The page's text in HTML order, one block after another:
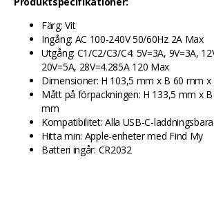
Färg: Vit
Ingång: AC 100-240V 50/60Hz 2A Max
Utgång: C1/C2/C3/C4: 5V=3A, 9V=3A,
20V=5A, 28V=4.285A 120 Max
Dimensioner: H 103,5 mm x B 60 mm
Mått på förpackningen: H 133,5 mm x
mm
Kompatibilitet: Alla USB-C-
Hitta min: Apple-enheter med Find My
Batteri ingår: CR2032